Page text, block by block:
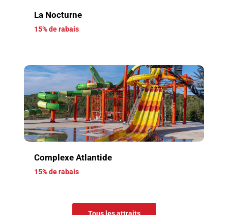
La Nocturne
15% de rabais
Complexe Atlantide
15% de rabais